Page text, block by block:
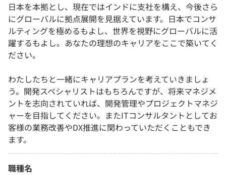
日本を本拠とし、現在ではインドに支社を構え、今後さら
にグローバルに拠点展開を見据えています。日本でコンサ
ルティングを極めるもよし、世界を視野にグローバルに活
躍するもよし。あなたの理想のキャリアをここで築いてく
ださい。
わたしたちと一緒にキャリアプランを考えていきましょ
う。開発スペシャリストはもちろんですが、将来マネジメ
ントを志向されていれば、開発管理やプロジェクトマネジ
ャーを目指してください。またITコンサルタントとしてお
客様の業務改善やDX推進に関わっていただくこともでき
ます。
職種名